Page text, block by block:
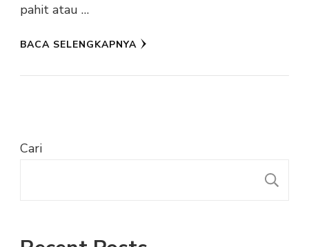
pahit atau …
BACA SELENGKAPNYA
Cari